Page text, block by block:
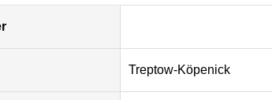
Treptow-Köpenick